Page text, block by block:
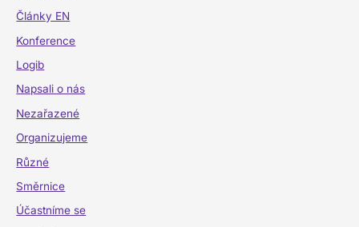
Články EN
Konference
Logib
Napsali o nás
Nezařazené
Organizujeme
Různé
Směrnice
Účastníme se